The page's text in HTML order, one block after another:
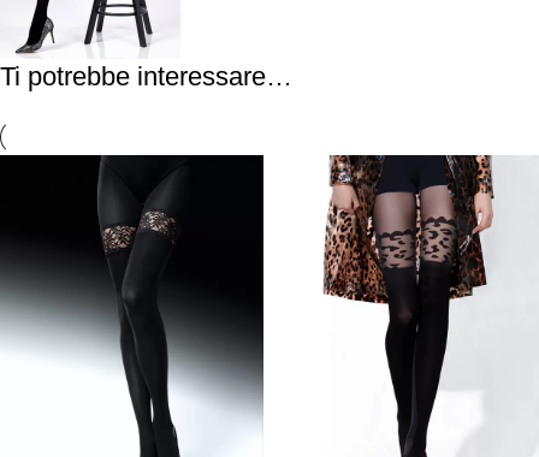
Ti potrebbe interessare…